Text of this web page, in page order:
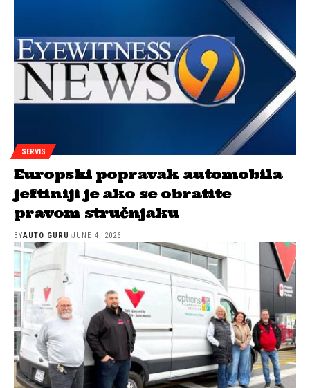
SERVIS
Europski popravak automobila
jeftiniji je ako se obratite
pravom stručnjaku
BYAUTO GURU JUNE 4, 2026